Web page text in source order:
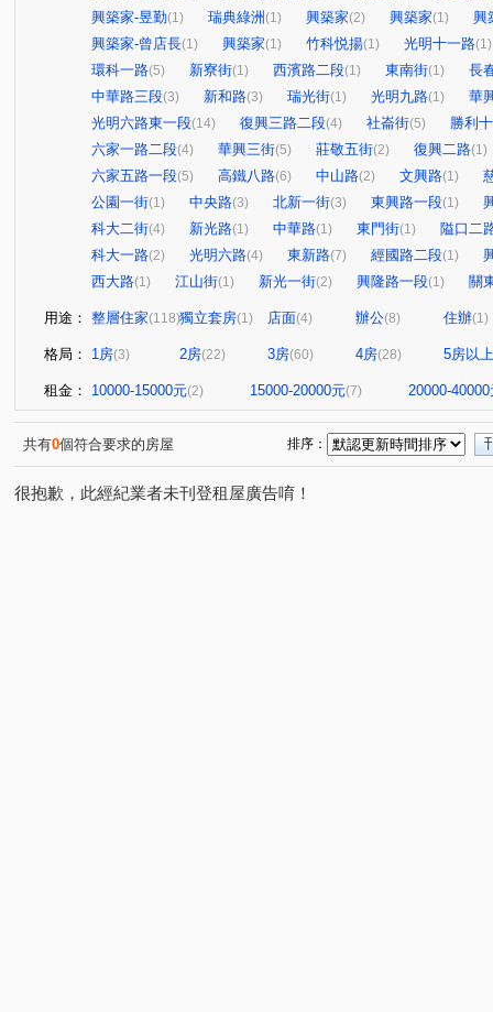
興築家-昱勤(1) 瑞典綠洲 (1) 興築家(2) 興築家(1)
興
興築家-曾店長(1) 興築家(1) 竹科悦揚(1) 光明十一路(1)
環科一路(5) 新寮街(1) 西濱路二段(1) 東南街(1)
長
中華路三段(3) 新和路(3) 瑞光街(1) 光明九路(1)
華
光明六路東一段(14) 復興三路二段(4) 社崙街(5)
勝利
六家一路二段(4) 華興三街(5) 莊敬五街(2) 復興二路(1)
六家五路一段(5) 高鐵八路(6) 中山路(2) 文興路(1)
公園一街(1) 中央路(3) 北新一街(3) 東興路一段(1)
科大二街(4) 新光路(1) 中華路(1) 東門街(1)
隘口二
科大一路(2) 光明六路(4) 東新路(7) 經國路二段(1)
西大路(1) 江山街(1) 新光一街(2) 興隆路一段(1) 關
用途： 整層住家(118)獨立套房(1) 店面(4) 辦公(8) 住辦(1)
格局： 1房(3) 2房(22) 3房(60) 4房(28) 5房以上
租金： 10000-15000元(2) 15000-20000元(7) 20000-40000
共有0個符合要求的房屋 排序：
很抱歉，此經紀業者未刊登租屋廣告唷！